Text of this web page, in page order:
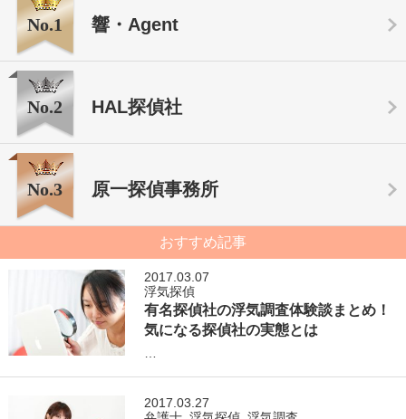
No.1 響・Agent
No.2 HAL探偵社
No.3 原一探偵事務所
おすすめ記事
2017.03.07
浮気探偵
有名探偵社の浮気調査体験談まとめ！
気になる探偵社の実態とは
2017.03.27